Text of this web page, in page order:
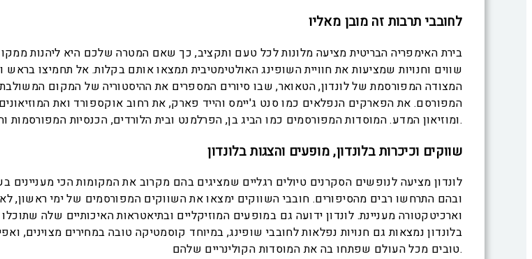
לחובבי תרבות זה מובן מאליו
בירת האימפריה הבריטית מציעה מלונות לכל טעם ותקציב, כך שאם המטרה שלכם היא ליהנות
שווים וחנויות שמציעות את חוויית השופינג האולטימטיבית תמצאו אותם בקלות. אל תחמיצו
המצודה המפורסמת של לונדון, הטאואר, שבו סיורים המספרים את ההיסטוריה של המקום
המפורסם. את הפארקים הנפלאים כמו סנט ג'יימס והייד פארק, את רחוב אוקספורד ואת המוזיאונים
ומוזיאון המדע. המוסדות המפורסמים כמו הביג בן, הפרלמנט ובית הלורדים, הכנסיות המפורסמות והקתדרלות כמו ווסטמינסטר אבי וקתדרלת סיינט פול.
שווקים וכיכרות בלונדון, מופעים והצגות בלונדון
לונדון מציעה לנופשים הסקרנים טיולים רגליים שמציגים בהם מקרוב את המקומות הכי מעניינים
ובהם התרחשו רבים מהסיפורים. חובבי השווקים ימצאו את השווקים המפורסמים של ימי ראשון,
וארכיטקטורה מעניינת. לונדון ידועה גם במופעים המוזיקליים ובתיאטראות האיכותיים שלה
בלונדון נמצאות גם חנויות נפלאות לחובבי שופינג, במיוחד קוסמטיקה טובה במחירים מצוינים,
טובים מכל העולם שפתחו בה את המוסדות הקולינריים שלהם.